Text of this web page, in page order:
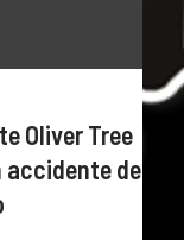
Oliver Tree
accidente de